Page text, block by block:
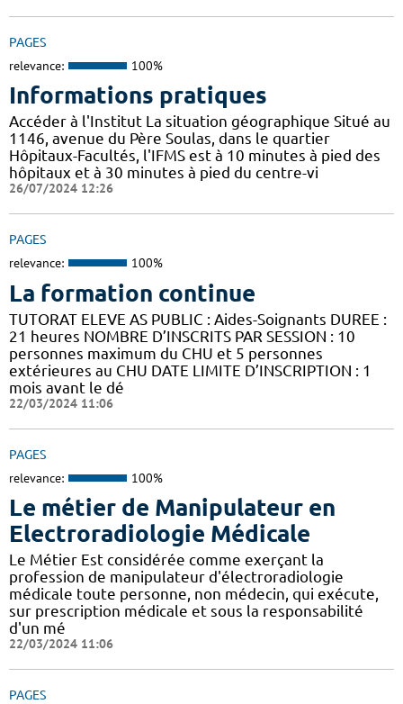
PAGES
relevance: 100%
Informations pratiques
Accéder à l'Institut La situation géographique Situé au
1146, avenue du Père Soulas, dans le quartier
Hôpitaux-Facultés, l'IFMS est à 10 minutes à pied des
hôpitaux et à 30 minutes à pied du centre-vi
26/07/2024 12:26
PAGES
relevance: 100%
La formation continue
TUTORAT ELEVE AS PUBLIC : Aides-Soignants DUREE :
21 heures NOMBRE D’INSCRITS PAR SESSION : 10
personnes maximum du CHU et 5 personnes
extérieures au CHU DATE LIMITE D’INSCRIPTION : 1
mois avant le dé
22/03/2024 11:06
PAGES
relevance: 100%
Le métier de Manipulateur en
Electroradiologie Médicale
Le Métier Est considérée comme exerçant la
profession de manipulateur d'électroradiologie
médicale toute personne, non médecin, qui exécute,
sur prescription médicale et sous la responsabilité
d'un mé
22/03/2024 11:06
PAGES